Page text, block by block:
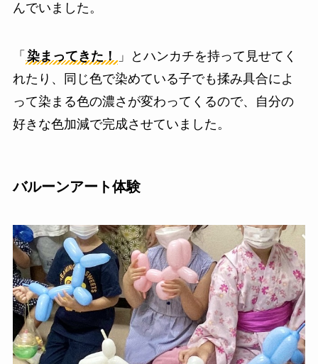
んでいました。
「 染まってきた！
」とハンカチを持って見せてく
れたり、同じ色で染めている子でも揉み具合によ
って染まる色の濃さが変わってくるので、自分の
好きな色加減で完成させていました。
バルーンアート体験